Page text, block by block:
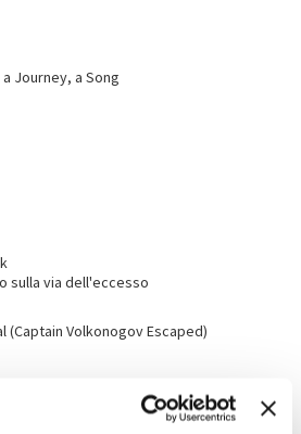
Journey, a Song
sulla via dell'eccesso
(Captain Volkonogov Escaped)